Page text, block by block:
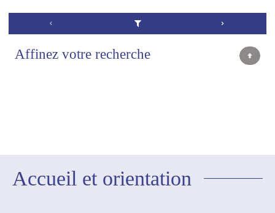
Affinez votre recherche
Accueil et orientation